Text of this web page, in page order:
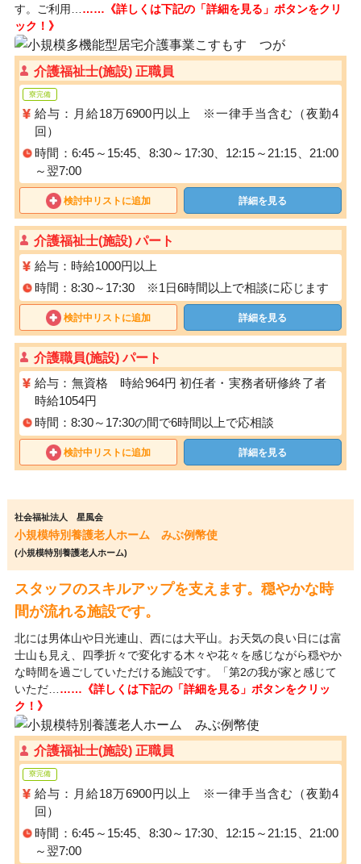
す。ご利用… ……《詳しくは下記の「詳細を見る」ボタンをクリ
ック！》
介護福祉士(施設) 正職員
寮完備
給与：月給18万6900円以上 ※一律手当含む（夜勤4
回）
時間：6:45～15:45、8:30～17:30、12:15～21:15、21:00
～翌7:00
検討中リストに追加 詳細を見る
介護福祉士(施設) パート
給与：時給1000円以上
時間：8:30～17:30 ※1日6時間以上で相談に応じます
検討中リストに追加 詳細を見る
介護職員(施設) パート
給与：無資格 時給964円 初任者・実務者研修終了者
時給1054円
時間：8:30～17:30の間で6時間以上で応相談
検討中リストに追加 詳細を見る
社会福祉法人 星風会
小規模特別養護老人ホーム みぶ例幣使
(小規模特別養護老人ホーム)
スタッフのスキルアップを支えます。穏やかな時
間が流れる施設です。
北には男体山や日光連山、西には大平山。お天気の良い日には富
士山も見え、四季折々で変化する木々や花々を感じながら穏やか
な時間を過ごしていただける施設です。「第2の我が家と感じて
いただ… ……《詳しくは下記の「詳細を見る」ボタンをクリッ
ク！》
介護福祉士(施設) 正職員
寮完備
給与：月給18万6900円以上 ※一律手当含む（夜勤4
回）
時間：6:45～15:45、8:30～17:30、12:15～21:15、21:00
～翌7:00